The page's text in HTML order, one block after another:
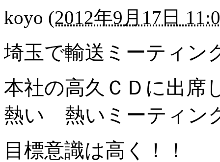
koyo (2012年9月17日
埼玉で輸送ミーティン
本社の高久ＣＤに出
熱い 熱いミーティン
目標意識は高く！！